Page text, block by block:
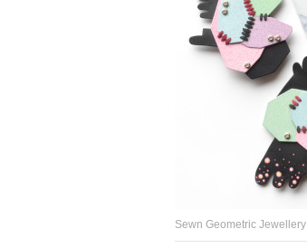
Sewn Geometric Jewellery